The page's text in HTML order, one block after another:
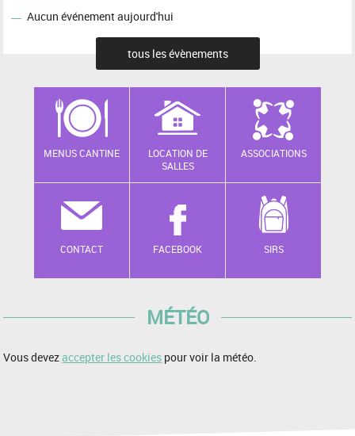
Aucun événement aujourd'hui
tous les évènements
MENUS CANTINE
LOCATION DE
SALLES
ASSOCIATIONS
CONTACT FACEBOOK SIRS
MÉTÉO
Vous devezaccepter les cookies pour voir la météo.